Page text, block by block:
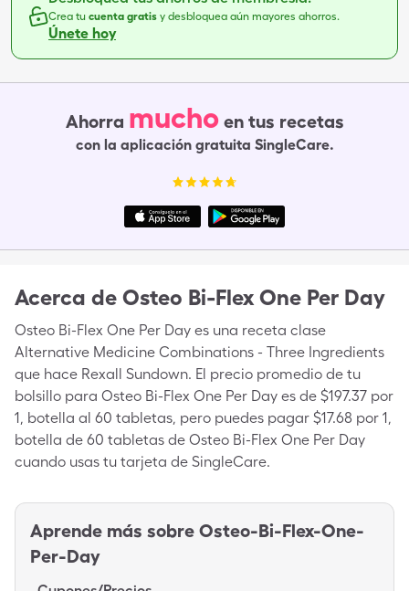
Crea tu cuenta gratis y desbloquea aún mayores ahorros.
Únete hoy
Ahorra mucho en tus recetas
con la aplicación gratuita SingleCare.
Acerca de Osteo Bi-Flex One Per Day
Osteo Bi-Flex One Per Day es una receta clase
Alternative Medicine Combinations - Three Ingredients
que hace Rexall Sundown. El precio promedio de tu
bolsillo para Osteo Bi-Flex One Per Day es de $197.37 por
1, botella al 60 tabletas, pero puedes pagar $17.68 por 1,
botella de 60 tabletas de Osteo Bi-Flex One Per Day
cuando usas tu tarjeta de SingleCare.
Aprende más sobre Osteo-Bi-Flex-One-
Per-Day